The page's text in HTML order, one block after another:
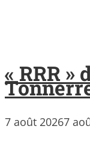
« RRR »
7 août 20267